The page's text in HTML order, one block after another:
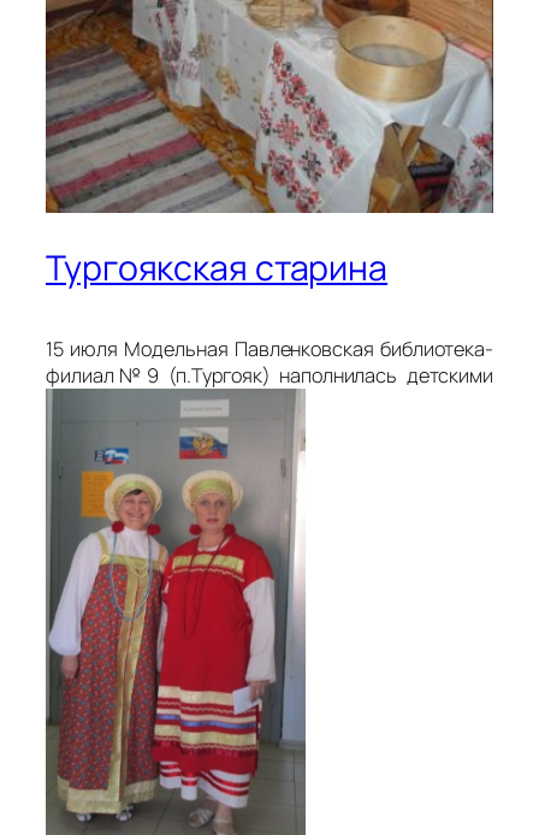
Тургоякская старина
15 июля Модельная Павленковская библиотека-
филиал№9 (п.Тургояк) наполнилась детскими